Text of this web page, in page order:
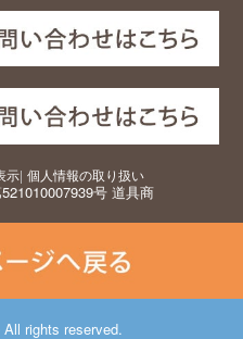
示| 個人情報の取り扱い
号 道具商
rights reserved.